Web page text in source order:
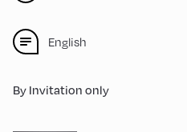
English
By Invitation only